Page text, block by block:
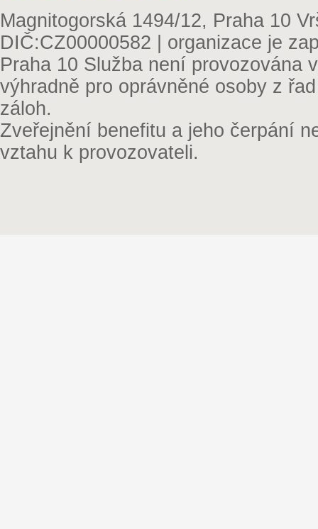
Magnitogorská 1494/12, Praha 10
DIČ:CZ00000582 | organizace je
Praha 10 Služba není provozována
výhradně pro oprávněné osoby z
záloh.
Zveřejnění benefitu a jeho čerpání
vztahu k provozovateli.